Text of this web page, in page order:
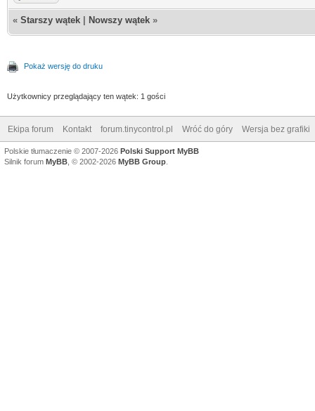
« Starszy wątek Nowszy wątek »
Pokaż wersję do druku
Użytkownicy przeglądający ten wątek: 1 gości
Ekipa forum Kontakt forum.tinycontrol.pl Wróć do góry Wersja bez grafiki
Polskie tłumaczenie © 2007-2026 Polski Support MyBB
Silnik forum MyBB , © 2002-2026 MyBB Group